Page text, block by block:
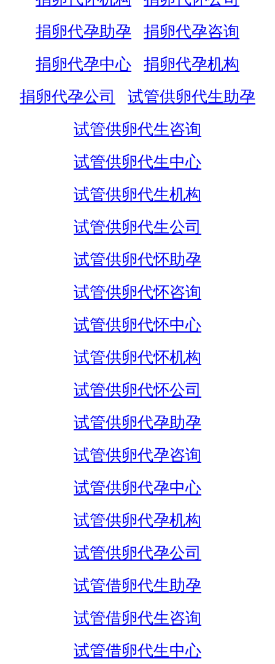
捐卵代孕助孕
捐卵代孕咨询
捐卵代孕中心
捐卵代孕机构
捐卵代孕公司
试管供卵代生助孕
试管供卵代生咨询
试管供卵代生中心
试管供卵代生机构
试管供卵代生公司
试管供卵代怀助孕
试管供卵代怀咨询
试管供卵代怀中心
试管供卵代怀机构
试管供卵代怀公司
试管供卵代孕助孕
试管供卵代孕咨询
试管供卵代孕中心
试管供卵代孕机构
试管供卵代孕公司
试管借卵代生助孕
试管借卵代生咨询
试管借卵代生中心